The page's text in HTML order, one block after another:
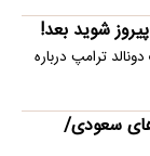
شوید بعد!
ترامپ درباره
سعودی/